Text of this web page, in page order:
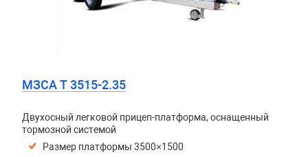
МЗСА T 3515-2.35
Двухосный легковой прицеп-платформа, оснащенный
тормозной системой
Размер платформы 3500×1500